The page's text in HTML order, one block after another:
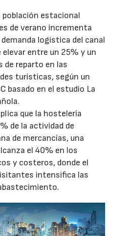
población estacional
de verano incrementa
logística del canal
elevar entre un 25% y un
de reparto en las
turísticas, según un
basado en el estudio La
que la hostelería
de la actividad de
de mercancías, una
el 40% en los
y costeros, donde el
intensifica las